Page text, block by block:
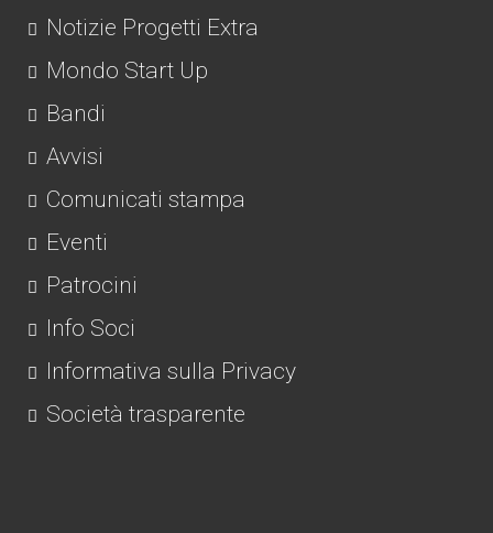
Notizie Progetti Extra
Mondo Start Up
Bandi
Avvisi
Comunicati stampa
Eventi
Patrocini
Info Soci
Informativa sulla Privacy
Società trasparente